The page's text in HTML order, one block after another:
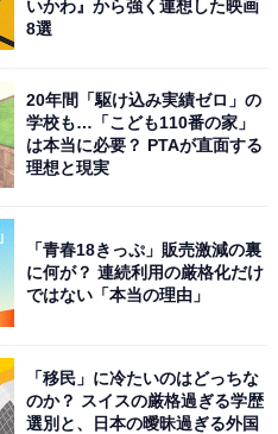
社は1位NTTドコモ、2
は、1位NTTドコモ
）、3位楽天モバイル
いかわ』から強く連想した映画
8選
20年間「駆け込み実績ゼロ」の
学校も…「こども110番の家」
は本当に必要？ PTAが直面する
理想と現実
「青春18きっぷ」販売激減の裏
に何が？ 連続利用の厳格化だけ
ではない「本当の理由」
「移民」に冷たいのはどっちな
のか？ スイスの厳格過ぎる学歴
選別と、日本の曖昧過ぎる外国